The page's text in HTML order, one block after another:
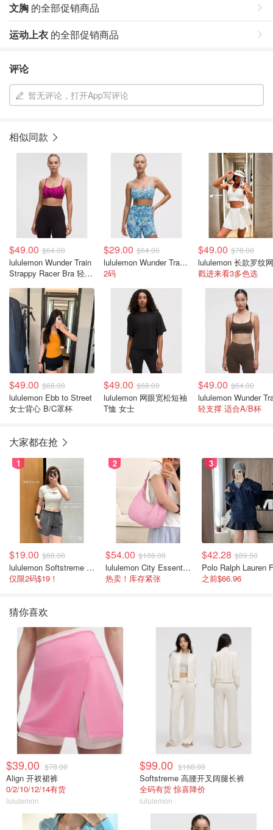
文胸 的全部促销商品
运动上衣 的全部促销商品
评论
暂无评论，打开App写评论
相似同款
$49.00 $64.00
lululemon Wunder Train
Strappy Racer Bra 轻度
$29.00 $64.00
lululemon Wunder Train 晕染运动文胸
2码
$49.00 $78.00
戳进来看3多色选
$49.00 $68.00
lululemon Ebb to Street
女士背心 B/C罩杯
$49.00 $68.00
lululemon 网眼宽松短袖
T恤 女士
$49.00 $64.00
轻支撑 适合A/B杯
大家都在抢
1
$19.00 $88.00
lululemon Softstreme 女士高腰短裤 10cm
仅限2码$19！
2
$54.00 $108.00
lululemon City Essentials 肩背包 4L
热卖！库存紧张
3
$42.28 $89.50
之前$66.96
猜你喜欢
$39.00 $78.00
Align 开衩裙裤
0/2/10/12/14有货
lululemon
$99.00 $168.00
Softstreme 高腰开叉阔腿长裤
全码有货 惊喜降价
lululemon